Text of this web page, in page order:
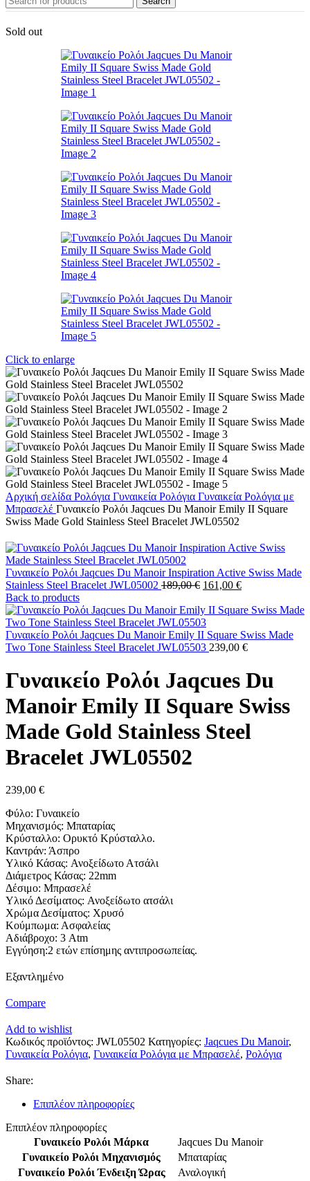
Sold out
Click to enlarge
Αρχική σελίδα Ρολόγια Γυναικεία Ρολόγια Γυναικεία Ρολόγια με
Μπρασελέ Γυναικείο Ρολόι Jaqcues Du Manoir Emily II Square
Swiss Made Gold Stainless Steel Bracelet JWL05502
Γυναικείο Ρολόι Jaqcues Du Manoir Inspiration Active Swiss Made
Stainless Steel Bracelet JWL05002 189,00€ Original
was:
189,00 €.
161,00 €Η
τιμή
161,00 €.
Back to products
Γυναικείο Ρολόι Jaqcues Du Manoir Emily II Square Swiss Made
Two Tone Stainless Steel Bracelet JWL05503 239,00 €
Γυναικείο Ρολόι Jaqcues Du
Manoir Emily II Square Swiss
Made Gold Stainless Steel
Bracelet JWL05502
239,00 €
Φύλο: Γυναικείο
Μηχανισμός: Μπαταρίας
Κρύσταλλο: Ορυκτό Κρύσταλλο.
Καντράν: Άσπρο
Υλικό Κάσας: Ανοξείδωτο Ατσάλι
Διάμετρος Κάσας: 22mm
Δέσιμο: Μπρασελέ
Υλικό Δεσίματος: Ανοξείδωτο ατσάλι
Χρώμα Δεσίματος: Χρυσό
Κούμπωμα: Ασφαλείας
Αδιάβροχο: 3 Atm
Εγγύηση:2 ετών επίσημης αντιπροσωπείας.
Εξαντλημένο
Compare
Add to wishlist
Κωδικός προϊόντος: JWL05502 Κατηγορίες: Jaqcues Du Manoir,
Γυναικεία Ρολόγια, Γυναικεία Ρολόγια με Μπρασελέ, Ρολόγια
Share:
Επιπλέον πληροφορίες
Επιπλέον πληροφορίες
Γυναικείο Ρολόι Μάρκα
Jaqcues Du Manoir
Γυναικείο Ρολόι Μηχανισμός
Μπαταρίας
Γυναικείο Ρολόι Ένδειξη Ώρας
Αναλογική